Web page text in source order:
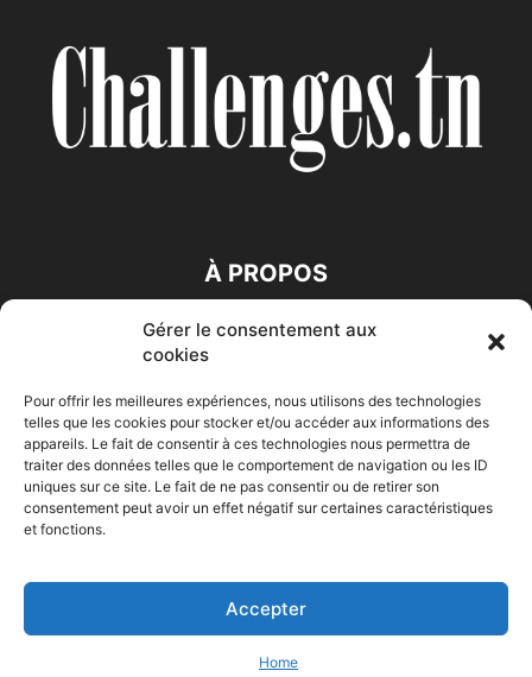
Gérer le consentement aux
cookies
Pour offrir les meilleures expériences, nous utilisons des technologies
telles que les cookies pour stocker et/ou accéder aux informations des
appareils. Le fait de consentir à ces technologies nous permettra de
traiter des données telles que le comportement de navigation ou les ID
uniques sur ce site. Le fait de ne pas consentir ou de retirer son
consentement peut avoir un effet négatif sur certaines caractéristiques
et fonctions.
Accepter
Home
À PROPOS
SUIVEZ NOUS
Accueil Economie Entreprises Entrepreneur Afrique
HIGH-TECH Auto-Moto
© Challenges.tn By AAKOM.DIGITAL